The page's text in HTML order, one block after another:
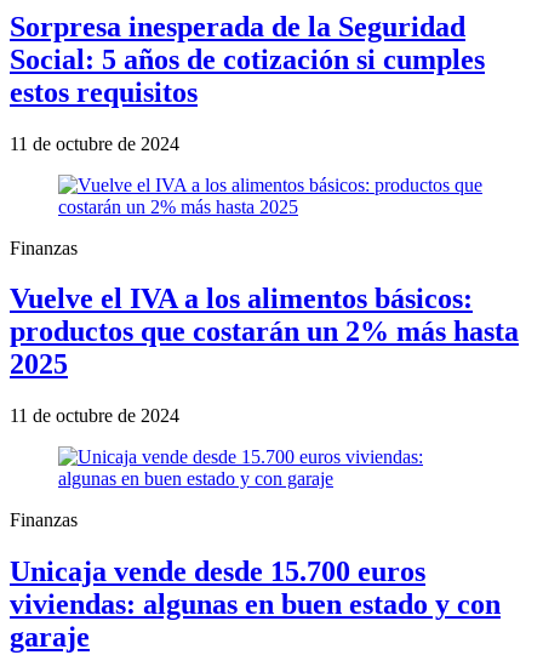
Sorpresa inesperada de la Seguridad
Social: 5 años de cotización si cumples
estos requisitos
11 de octubre de 2024
Finanzas
Vuelve el IVA a los alimentos básicos:
productos que costarán un 2% más hasta
2025
11 de octubre de 2024
Finanzas
Unicaja vende desde 15.700 euros
viviendas: algunas en buen estado y con
garaje